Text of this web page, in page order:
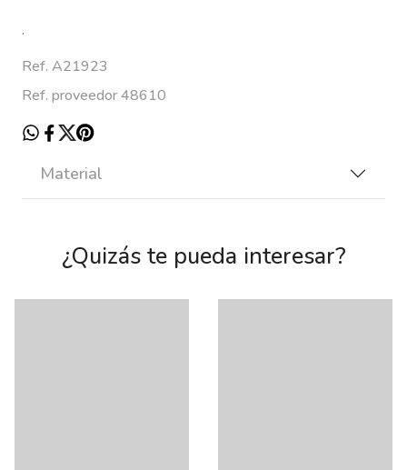
.
Ref. A21923
Ref. proveedor 48610
Material
¿Quizás te pueda interesar?